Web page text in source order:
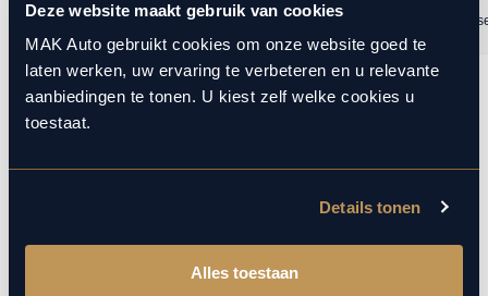
Deze website maakt gebruik van cookies
MAK Auto gebruikt cookies om onze website goed te
laten werken, uw ervaring te verbeteren en u relevante
aanbiedingen te tonen. U kiest zelf welke cookies u
toestaat.
Details tonen
Alles toestaan
Lukasz Mac19 maart 2026 Ramon
Meer over deze Volkswagen T-